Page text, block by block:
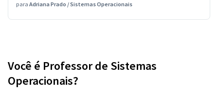
para Adriana Prado /Sistemas Operacionais
Você é Professor de Sistemas
Operacionais?